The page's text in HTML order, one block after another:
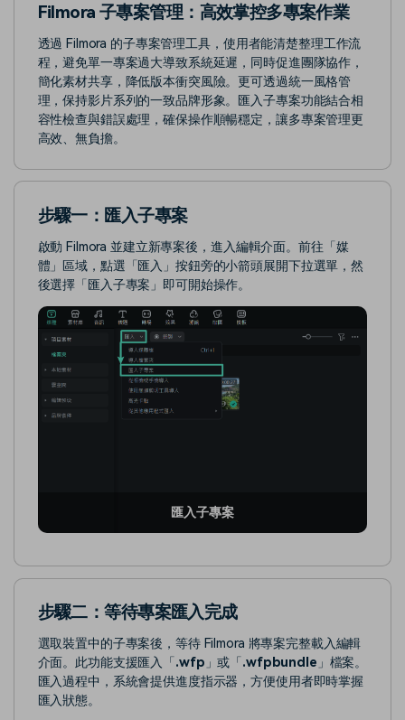
Filmora 子專案管理：高效掌控多專案作業
透過 Filmora 的子專案管理工具，使用者能清楚整理工作流
程，避免單一專案過大導致系統延遲，同時促進團隊協作，
簡化素材共享，降低版本衝突風險。更可透過統一風格管
理，保持影片系列的一致品牌形象。匯入子專案功能結合相
容性檢查與錯誤處理，確保操作順暢穩定，讓多專案管理更
高效、無負擔。
步驟一：匯入子專案
啟動 Filmora 並建立新專案後，進入編輯介面。前往「媒
體」區域，點選「匯入」按鈕旁的小箭頭展開下拉選單，然
後選擇「匯入子專案」即可開始操作。
匯入子專案
步驟二：等待專案匯入完成
選取裝置中的子專案後，等待 Filmora 將專案完整載入編輯
介面。此功能支援匯入「 .wfp 」或「 .wfpbundle 」檔案。
匯入過程中，系統會提供進度指示器，方便使用者即時掌握
匯入狀態。